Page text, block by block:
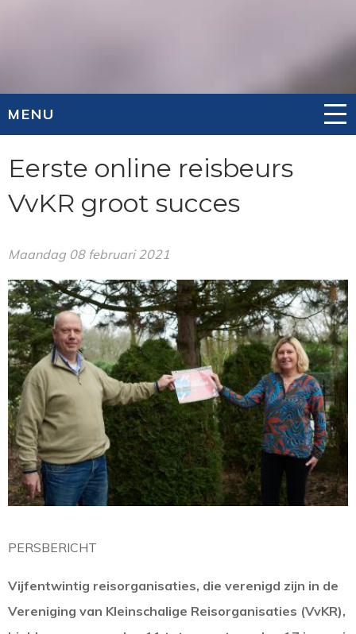
MENU
Eerste online reisbeurs
VvKR groot succes
Maandag 08 februari 2021
PERSBERICHT
Vijfentwintig reisorganisaties, die verenigd zijn in de
Vereniging van Kleinschalige Reisorganisaties (VvKR),